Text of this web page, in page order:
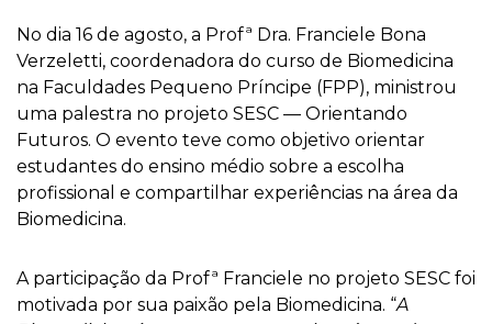
No dia 16 de agosto, a Profª Dra. Franciele Bona
Verzeletti, coordenadora do curso de Biomedicina
na Faculdades Pequeno Príncipe (FPP), ministrou
uma palestra no projeto SESC — Orientando
Futuros. O evento teve como objetivo orientar
estudantes do ensino médio sobre a escolha
profissional e compartilhar experiências na área da
Biomedicina.
A participação da Profª Franciele no projeto SESC foi
motivada por sua paixão pela Biomedicina. “A